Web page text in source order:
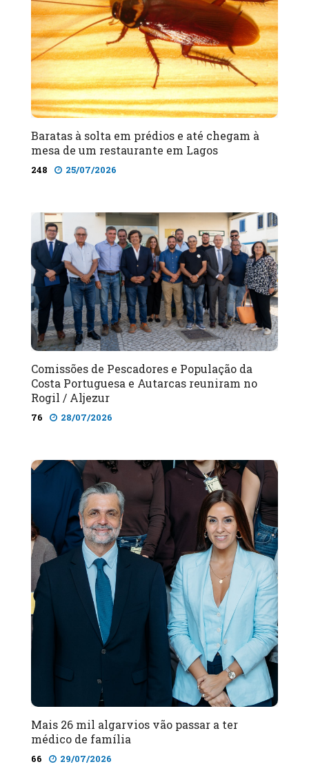
Baratas à solta em prédios e até chegam à
mesa de um restaurante em Lagos
248 25/07/2026
Comissões de Pescadores e População da
Costa Portuguesa e Autarcas reuniram no
Rogil / Aljezur
76 28/07/2026
Mais 26 mil algarvios vão passar a ter
médico de família
66 29/07/2026